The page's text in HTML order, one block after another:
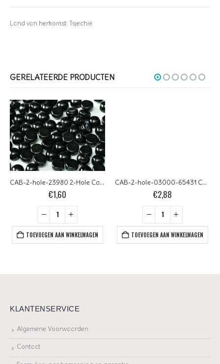
Land van herkomst: Tsjechië
GERELATEERDE PRODUCTEN
CAB-2-hole-23980 2-Hole Cabochon Jet 25 Pc.
€1,60
TOEVOEGEN AAN WINKELWAGEN
CAB-2-hole-03000-65431 Chalk White Green-Blue Lazura 2-Hole Cabochon, 6 mm 25 Pc.
€2,88
TOEVOEGEN AAN WINKELWAGEN
KLANTENSERVICE
Algemene Voorwaarden
Contact